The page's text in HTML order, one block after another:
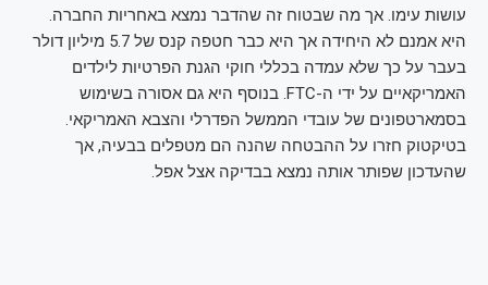
עושות עימו. אך מה שבטוח זה שהדבר נמצא באחריות החברה.
היא אמנם לא היחידה אך היא כבר חטפה קנס של 5.7 מיליון דולר
בעבר על כך שלא עמדה בכללי חוקי הגנת הפרטיות לילדים
האמריקאיים על ידי ה-FTC. בנוסף היא גם אסורה בשימוש
בסמארטפונים של עובדי הממשל הפדרלי והצבא האמריקאי.
בטיקטוק חזרו על ההבטחה שהנה הם מטפלים בבעיה, אך
שהעדכון שפותר אותה נמצא בבדיקה אצל אפל.